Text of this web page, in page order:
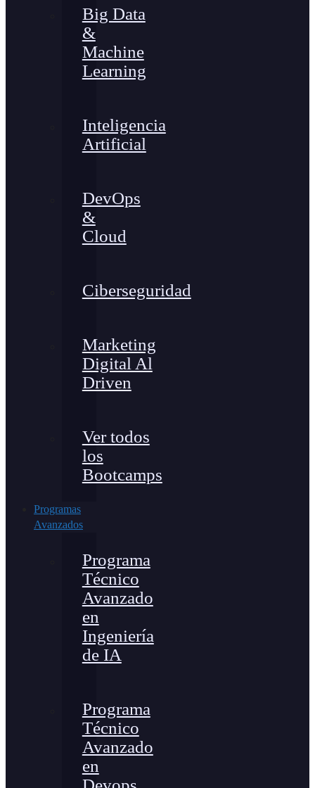
Big Data
&
Machine
Learning
Inteligencia
Artificial
DevOps
&
Cloud
Ciberseguridad
Marketing
Digital Al
Driven
Ver todos
los
Bootcamps
Programas
Avanzados
Programa
Técnico
Avanzado
en
Ingeniería
de IA
Programa
Técnico
Avanzado
en